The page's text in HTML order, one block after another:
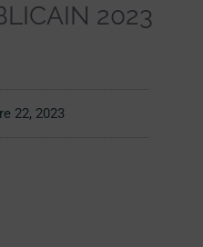
2023
22, 2023